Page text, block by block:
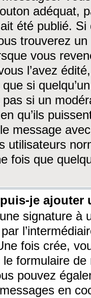
adéquat,
été publié. Si
trouverez
vous
l’avez
que si
pas si un
qu’ils
message
utilisateurs
fois que
je ajouter
signature à
fois crée,
le formulaire de
pouvez
en